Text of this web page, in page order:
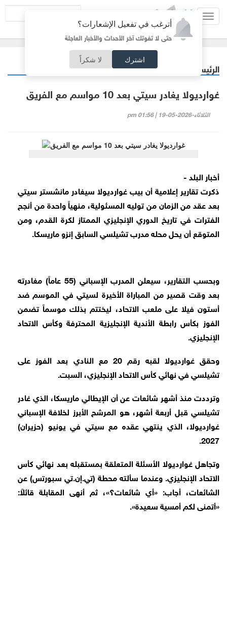
أترغب في تفعيل الإشعارات؟
حتى لا تفوتك آخر الأحداث والأخبار العاجلة
اشترك لا شكراً
الرئيسية
غوارديولا يغادر سيتي بعد 10 مواسم مع الفريق
الثلاثاء-2026-05-19 | 01:56 pm
أخبار البلد -
ذكرت تقارير إعلامية أن بيب غوارديولا سيغادر مانشستر سيتي
بعد عقد من الزمان من توليه المسئولية، منهياً واحدة من أنجح
الفترات في تاريخ الدوري الإنجليزي الممتاز لكرة القدم، ومن
المتوقع أن يحل محله مدرب تشيلسي السابق إنزو ماريسكا.
وبحسب التقارير، سيعلن المدرب الإسباني (55 عاماً) مغادرته
بعد وقت قصير من المباراة الأخيرة لسيتي في الموسم ضد
أستون فيلا على ملعب الاتحاد، ليختتم بذلك موسماً تضمن
الفوز بكأس رابطة الأندية الإنجليزية المحترفة وكأس الاتحاد
الإنجليزي.
وحقق غوارديولا لقبه رقم 20 مع النادي بعد الفوز على
تشيلسي في نهائي كأس الاتحاد الإنجليزي، السبت.
وترددت منذ أشهر شائعات عن أن الإيطالي ماريسكا، الذي غادر
تشيلسي قبل أربعة أشهر، هو المرشح الأبرز لخلافة الإسباني
غوارديولا، الذي ينتهي عقده مع سيتي في يونيو (حزيران)
2027.
وتجاهل غوارديولا الأسئلة المتعلقة بمستقبله بعد نهائي كأس
الاتحاد الإنجليزي. وعندما سألته محطة (تي.إن.تي سبورتس) عن
الشائعات، أجاب: «أي شائعات؟»، ثم أنهى المقابلة قائلاً:
«أتمنى لكم أمسية سعيدة».